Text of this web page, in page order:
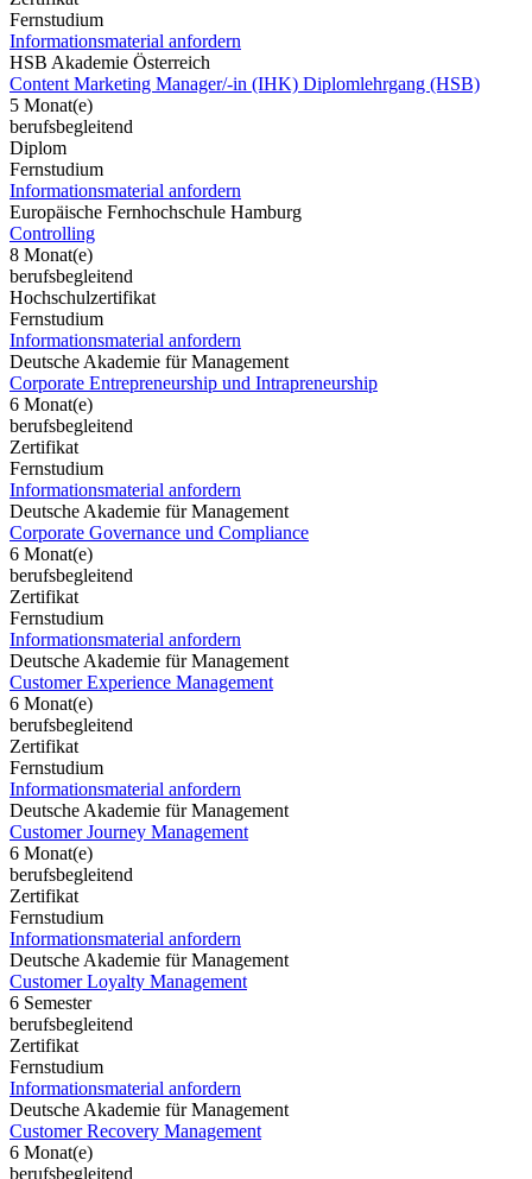
Fernstudium
Informationsmaterial anfordern
HSB Akademie Österreich
Content Marketing Manager/-in (IHK) Diplomlehrgang (HSB)
5 Monat(e)
berufsbegleitend
Diplom
Fernstudium
Informationsmaterial anfordern
Europäische Fernhochschule Hamburg
Controlling
8 Monat(e)
berufsbegleitend
Hochschulzertifikat
Fernstudium
Informationsmaterial anfordern
Deutsche Akademie für Management
Corporate Entrepreneurship und Intrapreneurship
6 Monat(e)
berufsbegleitend
Zertifikat
Fernstudium
Informationsmaterial anfordern
Deutsche Akademie für Management
Corporate Governance und Compliance
6 Monat(e)
berufsbegleitend
Zertifikat
Fernstudium
Informationsmaterial anfordern
Deutsche Akademie für Management
Customer Experience Management
6 Monat(e)
berufsbegleitend
Zertifikat
Fernstudium
Informationsmaterial anfordern
Deutsche Akademie für Management
Customer Journey Management
6 Monat(e)
berufsbegleitend
Zertifikat
Fernstudium
Informationsmaterial anfordern
Deutsche Akademie für Management
Customer Loyalty Management
6 Semester
berufsbegleitend
Zertifikat
Fernstudium
Informationsmaterial anfordern
Deutsche Akademie für Management
Customer Recovery Management
6 Monat(e)
berufsbegleitend